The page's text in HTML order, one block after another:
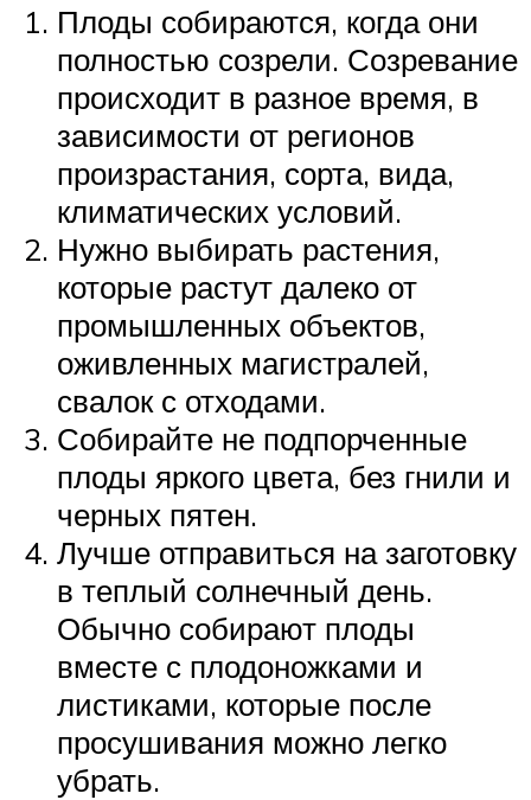
Плоды собираются, когда они
полностью созрели. Созревание
происходит в разное время, в
зависимости от регионов
произрастания, сорта, вида,
климатических условий.
Нужно выбирать растения,
которые растут далеко от
промышленных объектов,
оживленных магистралей,
свалок с отходами.
Собирайте не подпорченные
плоды яркого цвета, без гнили и
черных пятен.
Лучше отправиться на заготовку
в теплый солнечный день.
Обычно собирают плоды
вместе с плодоножками и
листиками, которые после
просушивания можно легко
убрать.